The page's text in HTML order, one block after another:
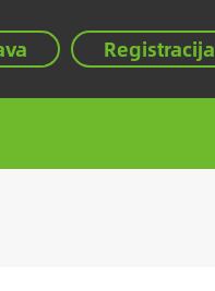
Registracija